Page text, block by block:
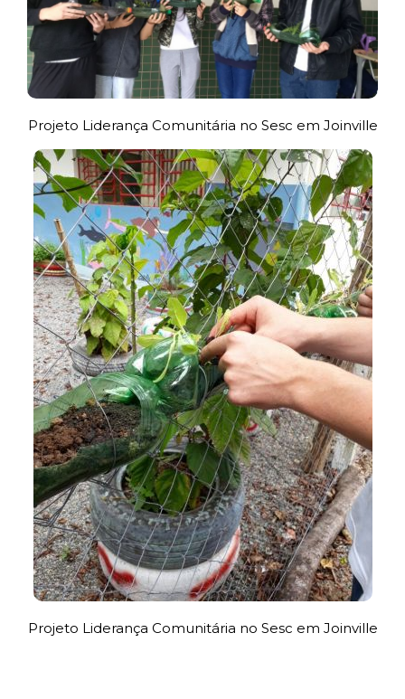
Projeto Liderança Comunitária no Sesc em Joinville
Projeto Liderança Comunitária no Sesc em Joinville